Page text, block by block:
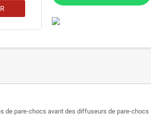
de pare-chocs avant des diffuseurs de pare-chocs